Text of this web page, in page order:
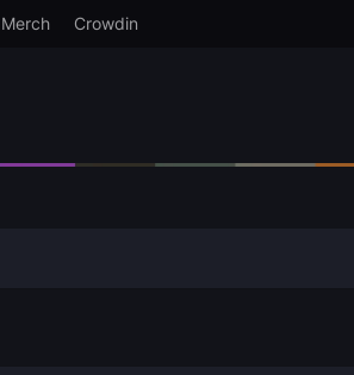
Merch Crowdin